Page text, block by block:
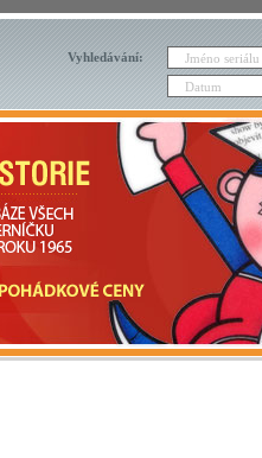
Vyhledávání: